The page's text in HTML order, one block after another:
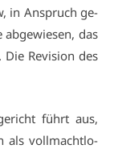
in An­spruch ge­
das
Re­vi­si­on des
führt aus,
als voll­macht­lo­